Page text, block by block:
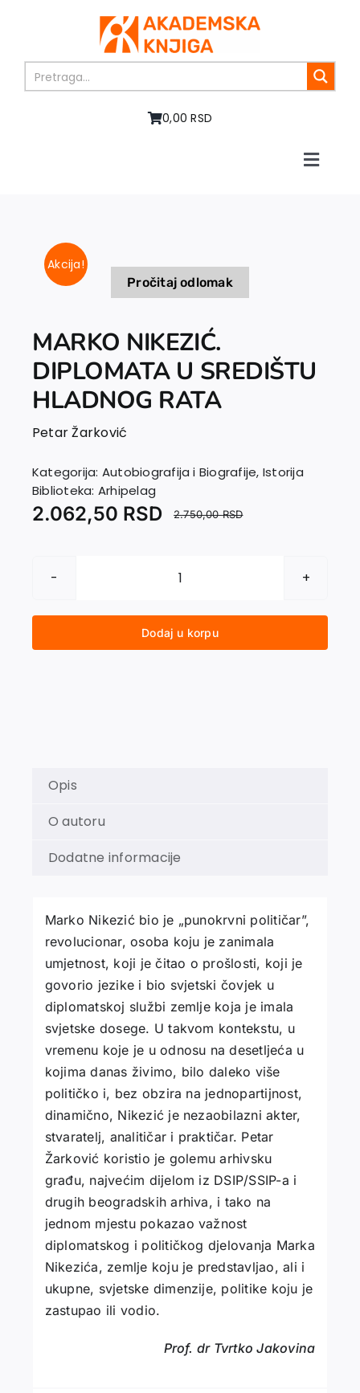
0,00 RSD
Toggle
U pripremi
Vesti
EU PROJEKTI
Kontakt
Akcija!
Pročitaj odlomak
MARKO NIKEZIĆ.
DIPLOMATA U SREDIŠTU
HLADNOG RATA
Petar Žarković
Kategorija: Autobiografija i Biografije, Istorija
Biblioteka: Arhipelag
2.750,00RSD
2.062,50 RSD
MARKO
DIPLOMATA
Dodaj u korpu
Opis
O autoru
Dodatne informacije
Marko Nikezić bio je „punokrvni političar”,
revolucionar, osoba koju je zanimala
umjetnost, koji je čitao o prošlosti, koji je
govorio jezike i bio svjetski čovjek u
diplomatskoj službi zemlje koja je imala
svjetske dosege. U takvom kontekstu, u
vremenu koje je u odnosu na desetljeća u
kojima danas živimo, bilo daleko više
političko i, bez obzira na jednopartijnost,
dinamično, Nikezić je nezaobilazni akter,
stvaratelj, analitičar i praktičar. Petar
Žarković koristio je golemu arhivsku
građu, najvećim dijelom iz DSIP/SSIP-a i
drugih beogradskih arhiva, i tako na
jednom mjestu pokazao važnost
diplomatskog i političkog djelovanja Marka
Nikezića, zemlje koju je predstavljao, ali i
ukupne, svjetske dimenzije, politike koju je
zastupao ili vodio.
Prof. dr Tvrtko Jakovina